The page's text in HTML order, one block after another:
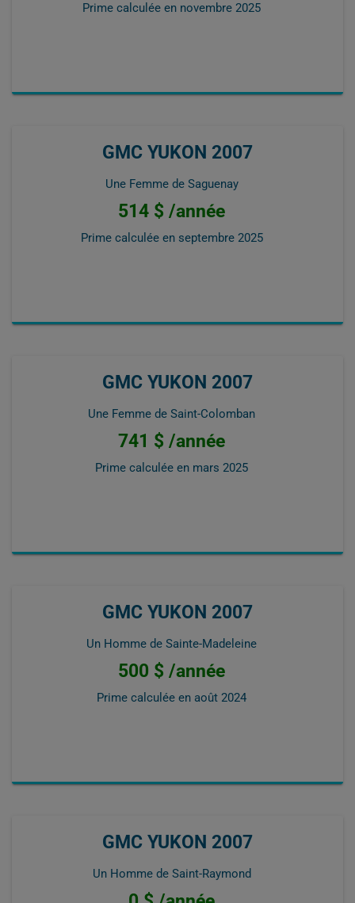
Prime calculée en novembre 2025
GMC YUKON 2007
Une Femme de Saguenay
514 $ /année
Prime calculée en septembre 2025
GMC YUKON 2007
Une Femme de Saint-Colomban
741 $ /année
Prime calculée en mars 2025
GMC YUKON 2007
Un Homme de Sainte-Madeleine
500 $ /année
Prime calculée en août 2024
GMC YUKON 2007
Un Homme de Saint-Raymond